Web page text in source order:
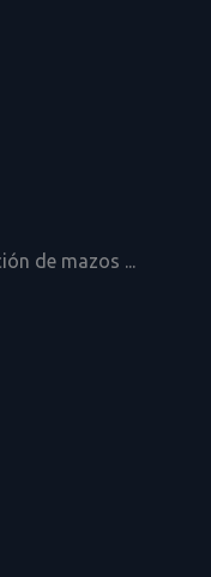
de mazos ...